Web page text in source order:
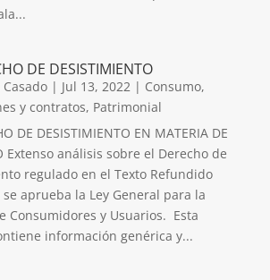
DE DESISTIMIENTO
Casado | Jul 13, 2022 | Consumo,
y contratos, Patrimonial
DE DESISTIMIENTO EN MATERIA DE
Extenso análisis sobre el Derecho de
regulado en el Texto Refundido
aprueba la Ley General para la
Consumidores y Usuarios. Esta
información genérica y...